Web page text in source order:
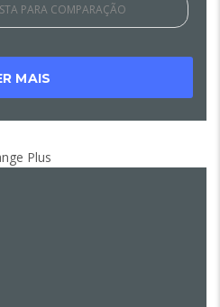
PARA COMPARAÇÃO
MAIS